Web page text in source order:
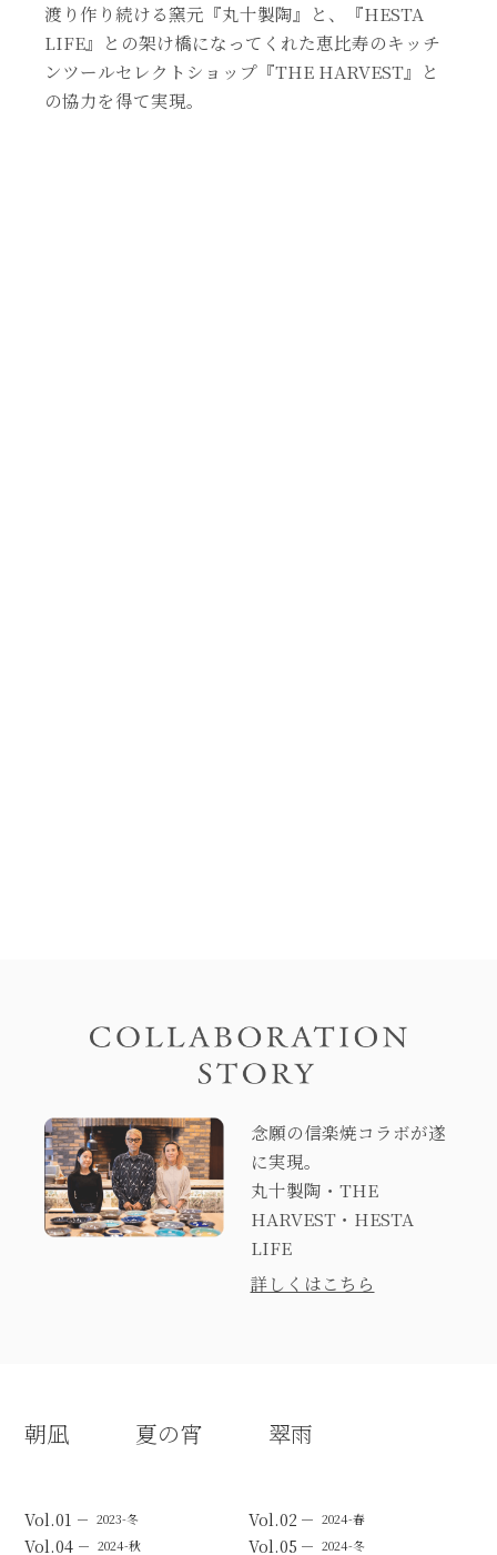
渡り作り続ける窯元『丸十製陶』と、『HESTA
LIFE』との架け橋になってくれた恵比寿のキッチ
ンツールセレクトショップ『THE HARVEST』と
の協力を得て実現。
念願の信楽焼コラボが遂
に実現。
丸十製陶・THE
HARVEST・HESTA
LIFE
詳しくはこちら
朝凪 夏の宵 翠雨
Vol.01 2023-冬 Vol.02 2024-春
Vol.04 2024-秋 Vol.05 2024-冬